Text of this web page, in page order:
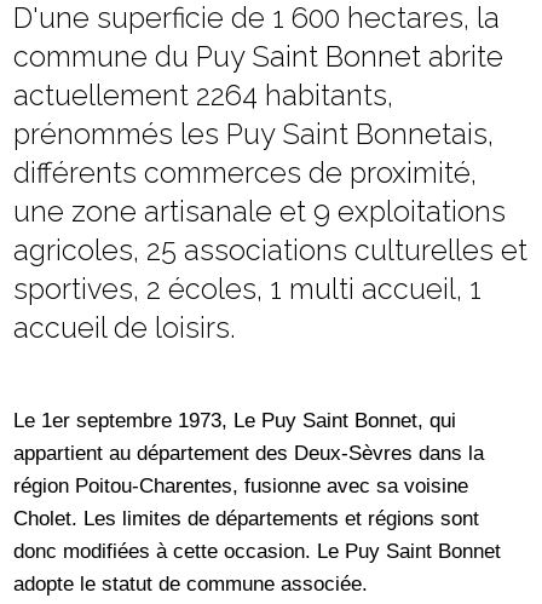
D'une superficie de 1 600 hectares, la
commune du Puy Saint Bonnet abrite
actuellement 2264 habitants,
prénommés les Puy Saint Bonnetais,
différents commerces de proximité,
une zone artisanale et 9 exploitations
agricoles, 25 associations culturelles et
sportives, 2 écoles, 1 multi accueil, 1
accueil de loisirs.
Le 1er septembre 1973, Le Puy Saint Bonnet, qui
appartient au département des Deux-Sèvres dans la
région Poitou-Charentes, fusionne avec sa voisine
Cholet. Les limites de départements et régions sont
donc modifiées à cette occasion. Le Puy Saint Bonnet
adopte le statut de commune associée.